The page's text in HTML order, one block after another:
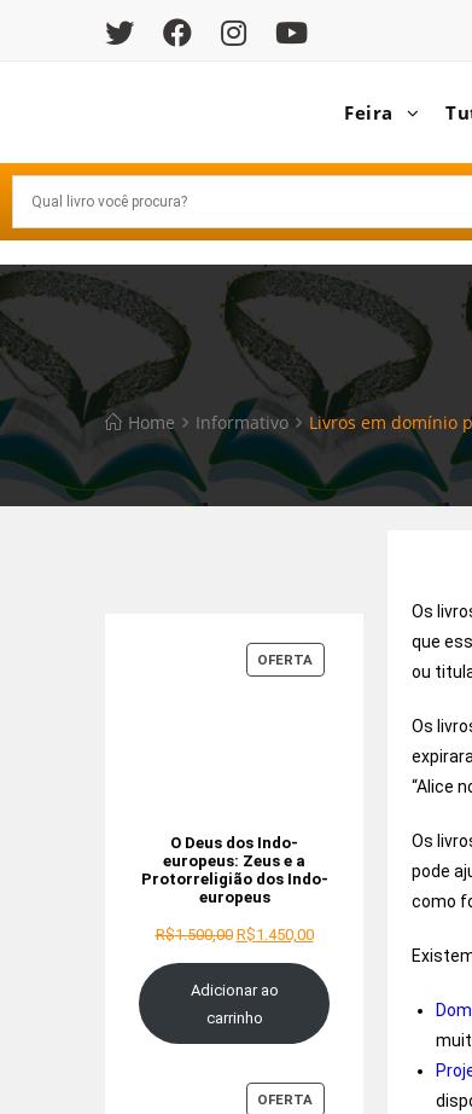
Feira
Home Informativo Livros em domínio
Os
que
ou
Os
“Alice
Os
pode
como
OFERTA
O Deus dos Indo-
europeus: Zeus e a
Protorreligião dos Indo-
europeus
R$1.500,00 R$1.450,00
Adicionar ao
carrinho
OFERTA